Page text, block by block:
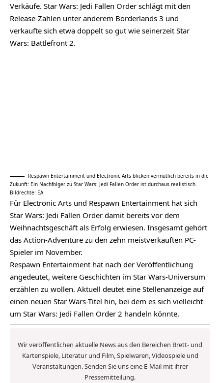
Verkäufe. Star Wars: Jedi Fallen Order schlägt mit den
Release-Zahlen unter anderem Borderlands 3 und
verkaufte sich etwa doppelt so gut wie seinerzeit Star
Wars: Battlefront 2.
Respawn Entertainment und Electronic Arts blicken vermutlich bereits in die
Zukunft: Ein Nachfolger zu Star Wars: Jedi Fallen Order ist durchaus realistisch.
Bildrechte: EA
Für Electronic Arts und Respawn Entertainment hat sich
Star Wars: Jedi Fallen Order damit bereits vor dem
Weihnachtsgeschäft als Erfolg erwiesen. Insgesamt gehört
das Action-Adventure zu den zehn meistverkauften PC-
Spieler im November.
Respawn Entertainment hat nach der Veröffentlichung
angedeutet, weitere Geschichten im Star Wars-Universum
erzählen zu wollen. Aktuell deutet eine Stellenanzeige auf
einen neuen Star Wars-Titel hin, bei dem es sich vielleicht
um Star Wars: Jedi Fallen Order 2 handeln könnte.
Wir veröffentlichen aktuelle News aus den Bereichen Brett- und
Kartenspiele, Literatur und Film, Spielwaren, Videospiele und
Veranstaltungen. Senden Sie uns eine E-Mail mit ihrer
Pressemitteilung.